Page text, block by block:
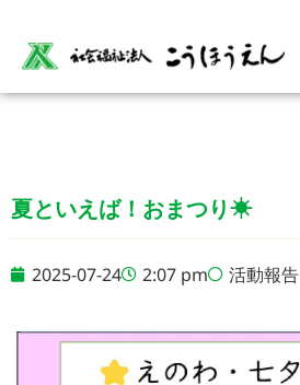
夏といえば！おまつり☀
2025-07-24 2:07 pm 活動報告